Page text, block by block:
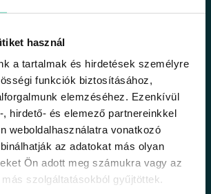
használ
a tartalmak és hirdetések személyre
funkciók biztosításához,
elemzéséhez. Ezenkívül
hirdető- és elemező partnereinkkel
weboldalhasználatra vonatkozó
az adatokat más olyan
Ön adott meg számukra vagy az
szolgáltatásokból gyűjtöttek.
kaptam, kényelmet és
a menstruációm napjaira,
hálás vagyok érte. Sajnálom,
korábban nem találkoztam a
kehellyel.
Lilla